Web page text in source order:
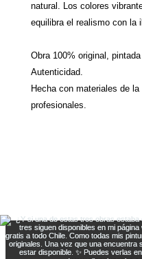
natural. Los colores
equilibra el realismo con la
Obra 100% original,
Autenticidad.
Hecha con materiales de
profesionales.